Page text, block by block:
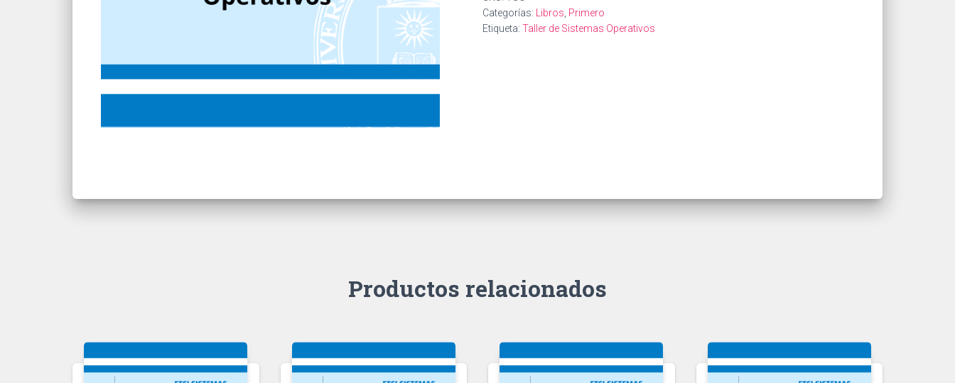
cantidad
Categorías:
Libros Primero
Etiqueta: Taller de Sistemas Operativos
Productos relacionados